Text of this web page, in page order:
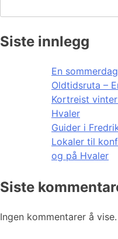
Siste innlegg
En
Oldtidsruta –
Kortreist
Hvaler
Guider i
Lokaler til
og på Hvaler
Siste
Ingen kommentarer å vise.